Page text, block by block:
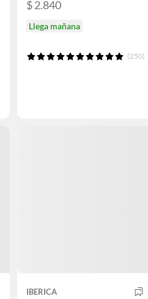
$ 2.840
Llega mañana
(250)
IBERICA